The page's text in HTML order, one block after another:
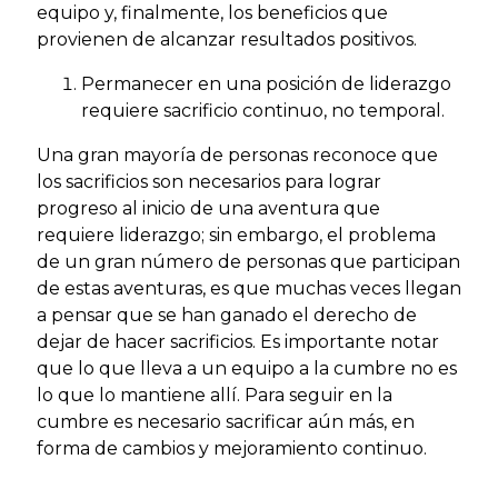
equipo y, finalmente, los beneficios que
provienen de alcanzar resultados positivos.
Permanecer en una posición de liderazgo
requiere sacrificio continuo, no temporal.
Una gran mayoría de personas reconoce que
los sacrificios son necesarios para lograr
progreso al inicio de una aventura que
requiere liderazgo; sin embargo, el problema
de un gran número de personas que participan
de estas aventuras, es que muchas veces llegan
a pensar que se han ganado el derecho de
dejar de hacer sacrificios. Es importante notar
que lo que lleva a un equipo a la cumbre no es
lo que lo mantiene allí. Para seguir en la
cumbre es necesario sacrificar aún más, en
forma de cambios y mejoramiento continuo.